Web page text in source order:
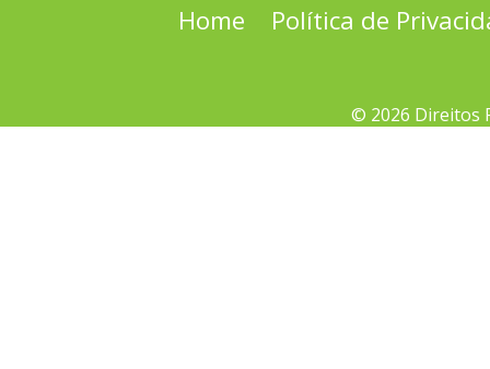
Home Política de
© 2026 Direitos